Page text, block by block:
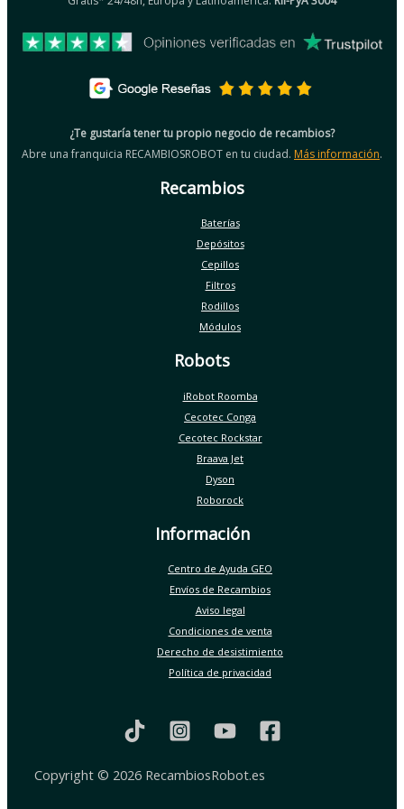
¿Te gustaría tener tu propio negocio de recambios?
Abre una franquicia RECAMBIOSROBOT en tu ciudad. Más información.
Recambios
Baterías
Depósitos
Cepillos
Filtros
Rodillos
Módulos
Robots
iRobot Roomba
Cecotec Conga
Cecotec Rockstar
Braava Jet
Dyson
Roborock
Información
Centro de Ayuda GEO
Envíos de Recambios
Aviso legal
Condiciones de venta
Derecho de desistimiento
Política de privacidad
Copyright © 2026 RecambiosRobot.es